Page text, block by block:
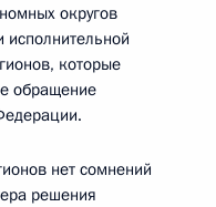
округов
исполнительной
которые
обращение
нет сомнений
решения